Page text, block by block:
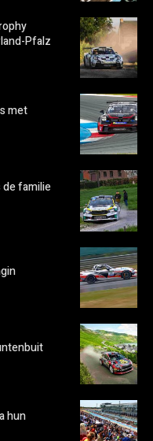
Pfalz
met
de familie
hun